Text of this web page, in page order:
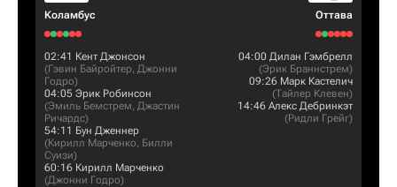
Коламбус Оттава
02:41 Кент Джонсон
(Гэвин Байройтер, Джонни
Годро)
04:05 Эрик Робинсон
(Эмиль Бемстрем, Джастин
Ричардс)
54:11 Бун Дженнер
(Кирилл Марченко, Билли
Суизи)
60:16 Кирилл Марченко
(Джонни Годро)
04:00 Дилан Гэмбрелл
(Эрик Браннстрем)
09:26 Марк Кастелич
(Тайлер Клевен)
14:46 Алекс Дебринкэт
(Ридли Грейг)